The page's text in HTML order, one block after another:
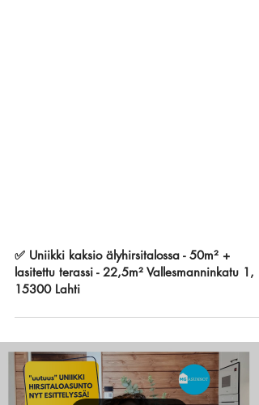
✅ Uniikki kaksio älyhirsitalossa - 50m² +
15300 Lahti